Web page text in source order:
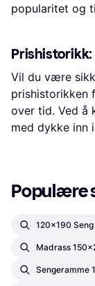
popularitet og
Prishistorikk:
Vil du være
prishistorikken
over tid. Ved å
med dykke inn
Populære
120x190 Seng
Madrass
Sengeramme